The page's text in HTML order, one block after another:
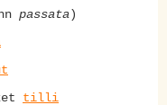
passata)
tilli